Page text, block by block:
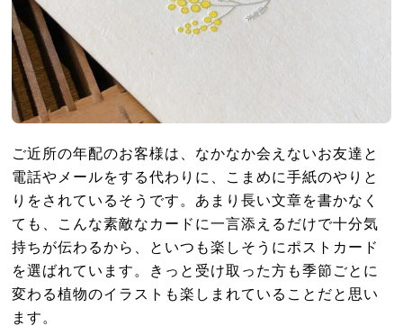
ご近所の年配のお客様は、なかなか会えないお友達と
電話やメールをする代わりに、こまめに手紙のやりと
りをされているそうです。あまり長い文章を書かなく
ても、こんな素敵なカードに一言添えるだけで十分気
持ちが伝わるから、といつも楽しそうにポストカード
を選ばれています。きっと受け取った方も季節ごとに
変わる植物のイラストも楽しまれていることだと思い
ます。